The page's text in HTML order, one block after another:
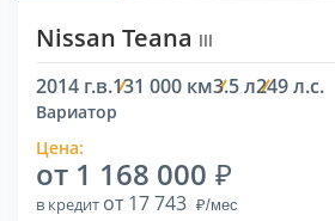
Nissan Teana III
2014 г.в.131 000 км3.5 л249 л.с.
Вариатор
Цена:
от 1 168 000
в кредит от 17 743